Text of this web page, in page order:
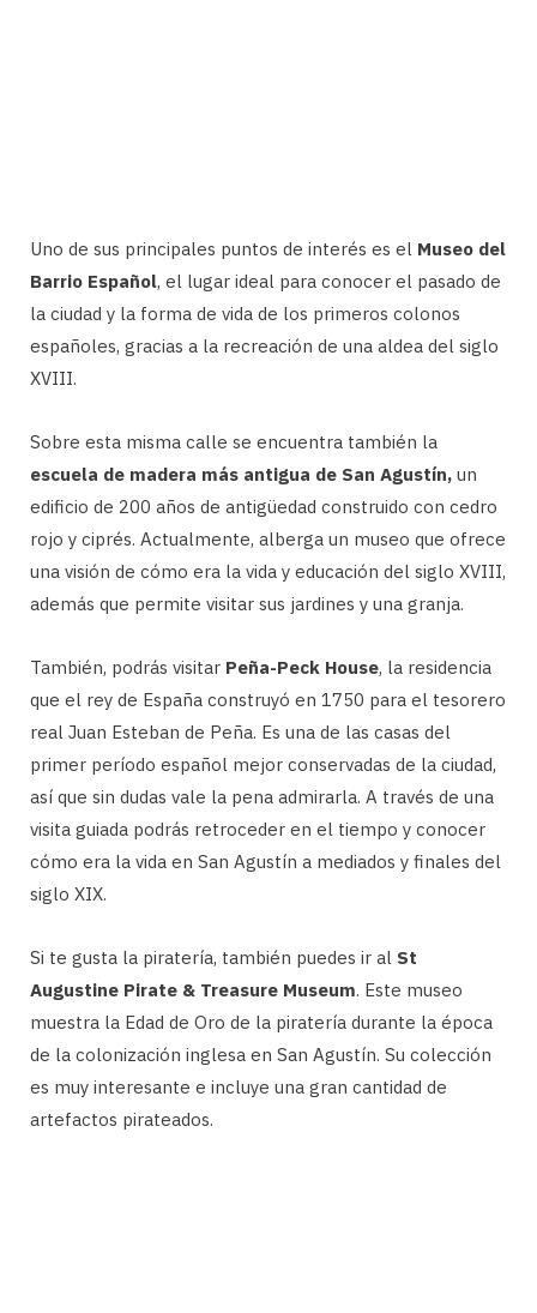
Uno de sus principales puntos de interés es el Museo del
Barrio Español, el lugar ideal para conocer el pasado de
la ciudad y la forma de vida de los primeros colonos
españoles, gracias a la recreación de una aldea del siglo
XVIII.
Sobre esta misma calle se encuentra también la
escuela de madera más antigua de San Agustín, un
edificio de 200 años de antigüedad construido con cedro
rojo y ciprés. Actualmente, alberga un museo que ofrece
una visión de cómo era la vida y educación del siglo XVIII,
además que permite visitar sus jardines y una granja.
También, podrás visitar Peña-Peck House, la residencia
que el rey de España construyó en 1750 para el tesorero
real Juan Esteban de Peña. Es una de las casas del
primer período español mejor conservadas de la ciudad,
así que sin dudas vale la pena admirarla. A través de una
visita guiada podrás retroceder en el tiempo y conocer
cómo era la vida en San Agustín a mediados y finales del
siglo XIX.
Si te gusta la piratería, también puedes ir al St
Augustine Pirate & Treasure Museum. Este museo
muestra la Edad de Oro de la piratería durante la época
de la colonización inglesa en San Agustín. Su colección
es muy interesante e incluye una gran cantidad de
artefactos pirateados.